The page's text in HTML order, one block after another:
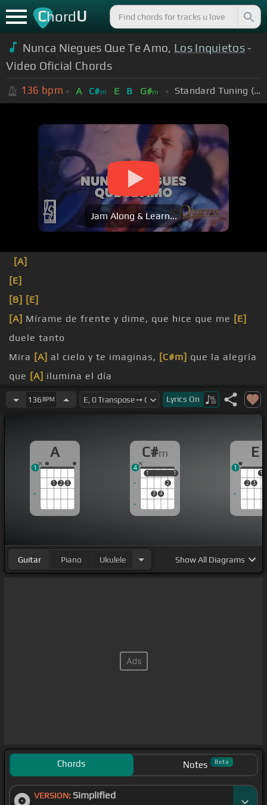
ChordU
Nunca Niegues Que Te Amo, Los Inquietos-
Video Oficial Chords
136 bpm A C#m E B G#m Standard Tuning (EADGBE)
Jam Along & Learn...
[A]
[E]
[B] [E]
[A] Mírame de frente y dime, que hice que me [E]
duele tanto
Mira [A] al cielo y te imaginas, [C#m] que la alegría
que [A] ilumina el día
Se ha congelado,
porque no te tengo
comprendo la
momentos felices [C#m]y hoy la tristeza
solo me acompaña
136 BPM Lyrics On
A
1 2 3
1
C#m
1
3 4
2
1
1 1
4
E
2 3
1
1
Guitar Piano Ukulele ShowAll Diagrams
Chords Notes Beta
VERSION: Simplified